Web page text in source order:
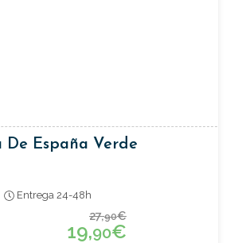
De España Verde
Entrega 24-48h
27,90€
19,90€